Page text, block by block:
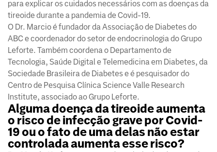
para explicar os cuidados necessários com as doenças da
tireoide durante a pandemia de Covid-19.
O Dr. Marcio é fundador da Associação de Diabetes do
ABC e coordenador do setor de endocrinologia do Grupo
Leforte. Também coordena o Departamento de
Tecnologia, Saúde Digital e Telemedicina em Diabetes, da
Sociedade Brasileira de Diabetes e é pesquisador do
Centro de Pesquisa Clínica Science Valle Research
Institute, associado ao Grupo Leforte.
Alguma doença da tireoide aumenta
o risco de infecção grave por Covid-
19 ou o fato de uma delas não estar
controlada aumenta esse risco?